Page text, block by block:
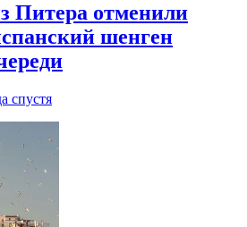
Питера отменили
шенген
спустя